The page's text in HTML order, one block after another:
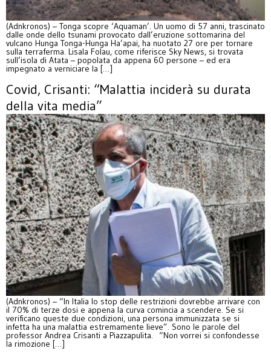
(Adnkronos) – Tonga scopre ‘Aquaman’. Un uomo di 57 anni, trascinato
dalle onde dello tsunami provocato dall’eruzione sottomarina del
vulcano Hunga Tonga-Hunga Ha’apai, ha nuotato 27 ore per tornare
sulla terraferma. Lisala Folau, come riferisce Sky News, si trovata
sull’isola di Atata – popolata da appena 60 persone – ed era
impegnato a verniciare la […]
Covid, Crisanti: “Malattia inciderà su durata
della vita media”
(Adnkronos) – “In Italia lo stop delle restrizioni dovrebbe arrivare con
il 70% di terze dosi e appena la curva comincia a scendere. Se si
verificano queste due condizioni, una persona immunizzata se si
infetta ha una malattia estremamente lieve”. Sono le parole del
professor Andrea Crisanti a Piazzapulita. “Non vorrei si confondesse
la rimozione […]